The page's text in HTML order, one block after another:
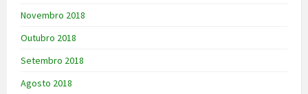
Novembro 2018
Outubro 2018
Setembro 2018
Agosto 2018